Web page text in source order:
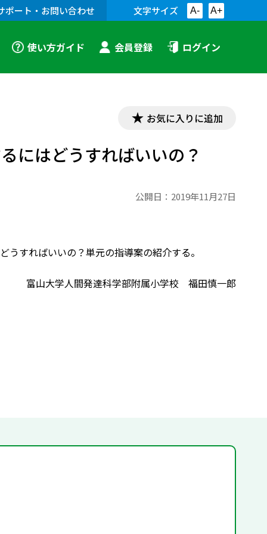
ポート・お問い合わせ 文字サイズ A- A+
使い方ガイド 会員登録 ログイン
お気に入りに追加
にはどうすればいいの？
公開日： 2019年11月27日
すればいいの？単元の指導案の紹介する。
富山大学人間発達科学部附属小学校 福田慎一郎